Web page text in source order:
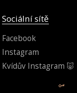
Sociální sítě
Facebook
Instagram
Kvídův Instagram 🐷